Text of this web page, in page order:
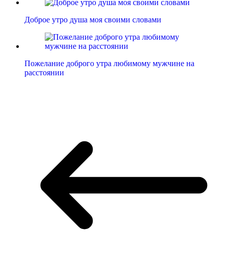
Доброе утро душа моя своими словами
Пожелание доброго утра любимому мужчине на
расстоянии